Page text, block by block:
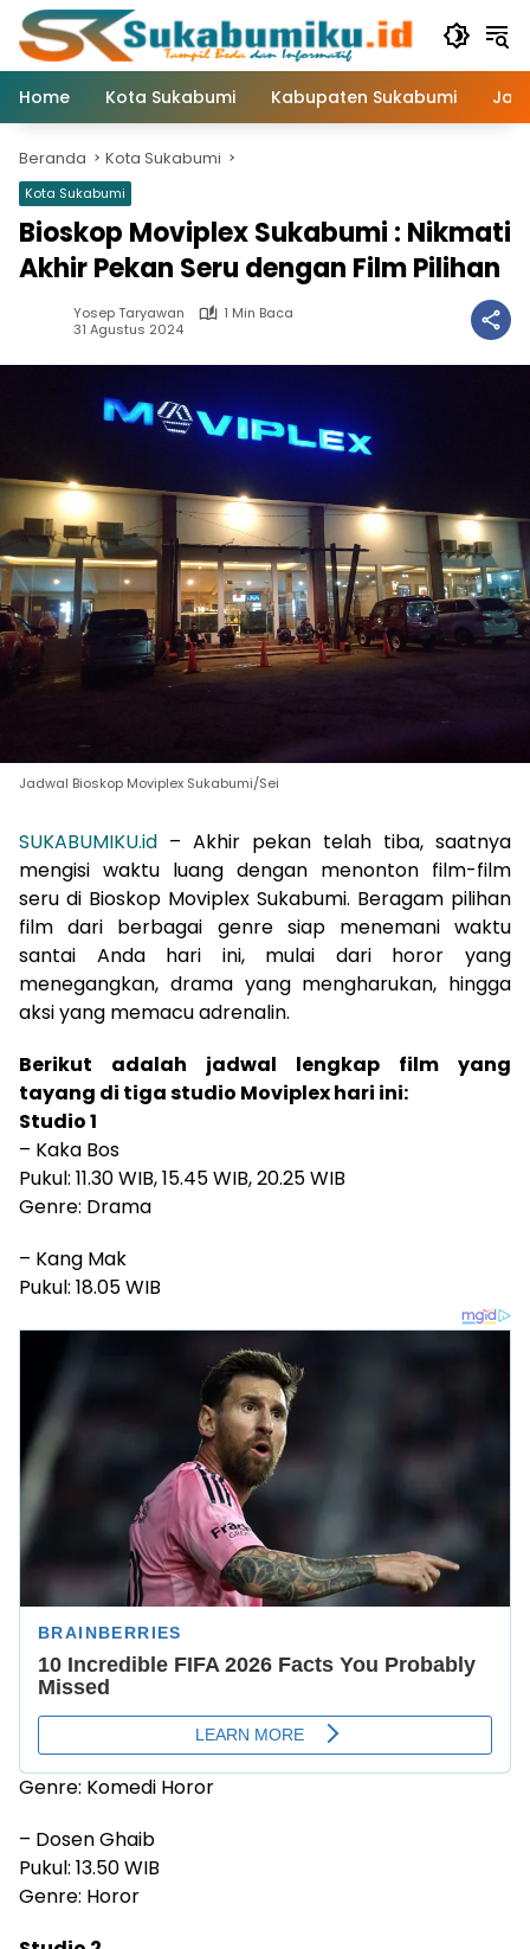
Langsung
konten
Home
Kota Sukabumi Kabupaten Sukabumi
Beranda Kota Sukabumi
Kota Sukabumi
Bioskop Moviplex Sukabumi : Nikmati
Akhir Pekan Seru dengan Film Pilihan
Yosep Taryawan
1 Min Baca
31 Agustus 2024
Jadwal Bioskop Moviplex Sukabumi/Sei
SUKABUMIKU.id – Akhir pekan telah tiba, saatnya
mengisi waktu luang dengan menonton film-film
seru di Bioskop Moviplex Sukabumi. Beragam pilihan
film dari berbagai genre siap menemani waktu
santai Anda hari ini, mulai dari horor yang
menegangkan, drama yang mengharukan, hingga
aksi yang memacu adrenalin.
Berikut adalah jadwal lengkap film yang
tayang di tiga studio Moviplex hari ini:
Studio 1
– Kaka Bos
Pukul: 11.30 WIB, 15.45 WIB, 20.25 WIB
Genre: Drama
– Kang Mak
Pukul: 18.05 WIB
Genre: Komedi Horor
– Dosen Ghaib
Pukul: 13.50 WIB
Genre: Horor